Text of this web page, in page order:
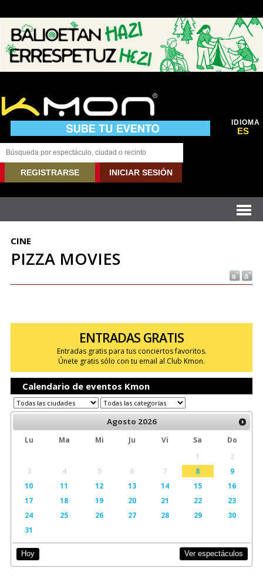
IDIOMA
ES
REGISTRARSE INICIAR SESIÓN
CINE
PIZZA MOVIES
ENTRADAS GRATIS
Entradas gratis para tus conciertos favoritos.
Únete gratis sólo con tu email al Club Kmon.
Calendario de eventos Kmon
Agosto 2026
Lu Ma Mi Ju Vi Sa
Do
1
2
3
4 5 6 7 8
9
10
11 12 13 14 15
16
17
18 19 20 21 22
23
24
25 26 27 28 29
30
31
Hoy Ver espectáculos